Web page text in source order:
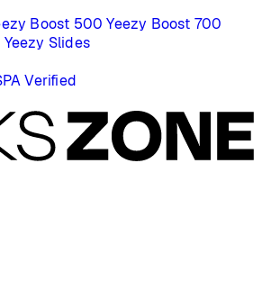
Boost 500 Yeezy Boost 700
Yeezy Slides
Verified